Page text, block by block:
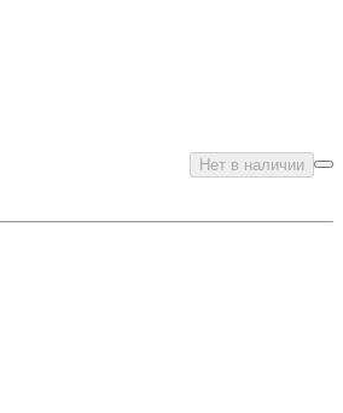
Нет в наличии